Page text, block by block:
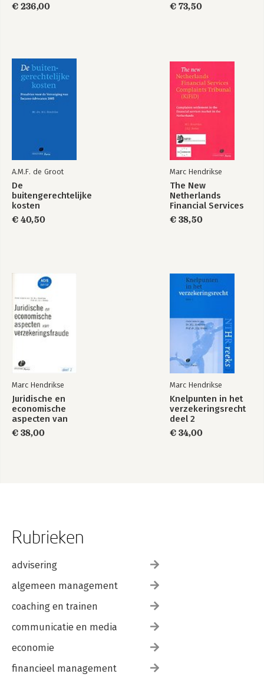
verzekeringsfraude
€ 236,00
weg
€ 73,50
A.M.F. de Groot
De
buitengerechtelijke
kosten
€ 40,50
Marc Hendrikse
The New
Netherlands
Financial Services
Complaints Tribunal
(KiFiD)
€ 38,50
Marc Hendrikse
Juridische en
economische
aspecten van
verzekeringsfraude
€ 38,00
Marc Hendrikse
Knelpunten in het
verzekeringsrecht
deel 2
€ 34,00
Rubrieken
advisering
algemeen management
coaching en trainen
communicatie en media
economie
financieel management